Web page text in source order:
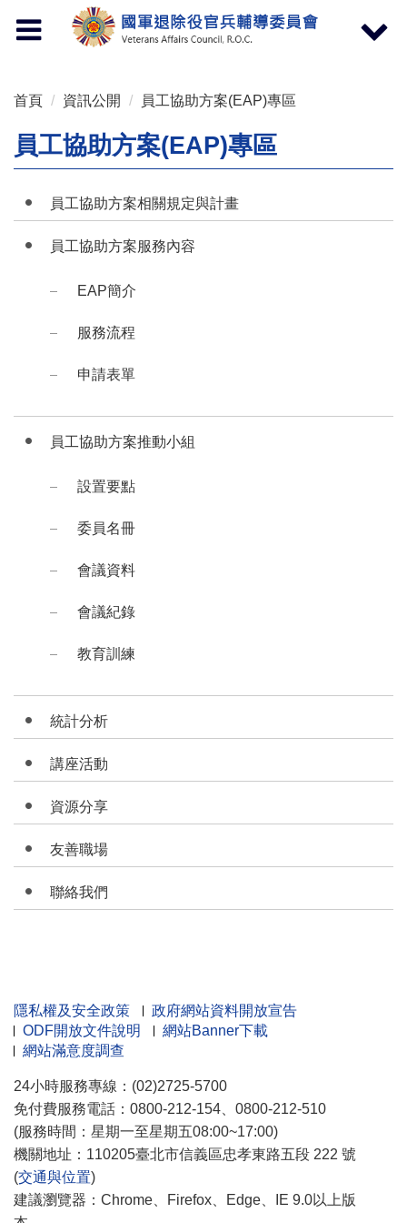
Toggle
navigation
Toggle
首頁 資訊公開 員工協助方案(EAP)專區
員工協助方案(EAP)專區
員工協助方案相關規定與計畫
員工協助方案服務內容
EAP簡介
服務流程
申請表單
員工協助方案推動小組
設置要點
委員名冊
會議資料
會議紀錄
教育訓練
統計分析
講座活動
資源分享
友善職場
聯絡我們
隱私權及安全政策
政府網站資料開放宣告
ODF開放文件說明
網站Banner下載
網站滿意度調查
24小時服務專線：(02)2725-5700
免付費服務電話：0800-212-154、0800-212-510
(服務時間：星期一至星期五08:00~17:00)
機關地址：110205臺北市信義區忠孝東路五段 222 號
(交通與位置)
建議瀏覽器：Chrome、Firefox、Edge、IE 9.0以上版